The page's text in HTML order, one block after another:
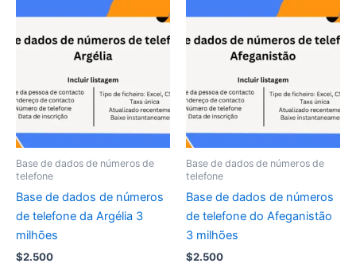
Base de dados de números de
telefone
Base de dados de números
de telefone da Argélia 3
milhões
$2.500
Base de dados de números de
telefone
Base de dados de números
de telefone do Afeganistão
3 milhões
$2.500